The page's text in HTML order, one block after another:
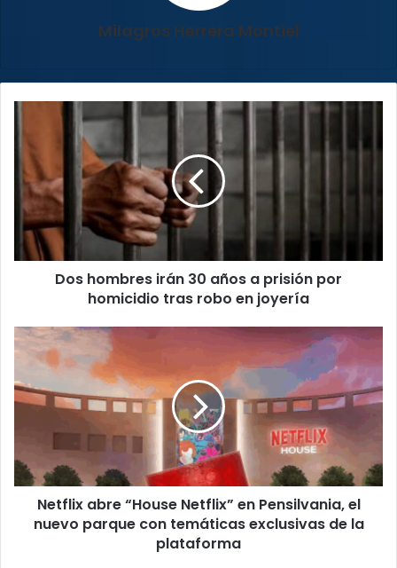
Milagros Herrera Montiel
años
prisión
por
homicidio
joyería
Dos hombres irán 30 años a prisión por
homicidio tras robo en joyería
Netflix
abre
“House
Netflix”
nuevo
parque
temáticas
Netflix abre “House Netflix” en Pensilvania, el
nuevo parque con temáticas exclusivas de la
plataforma